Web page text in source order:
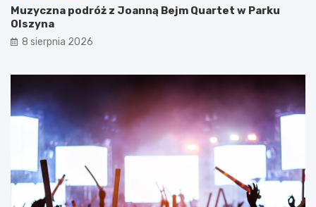
Muzyczna podróż z Joanną Bejm Quartet w Parku
Olszyna
8 sierpnia 2026